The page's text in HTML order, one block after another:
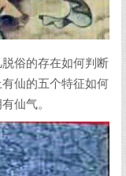
俗的存在如何判断
仙的五个特征如何
仙气。